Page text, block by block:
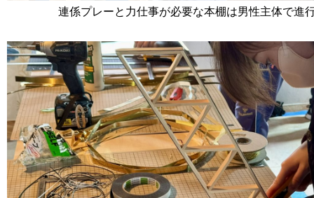
連係プレーと力仕事が必要な本棚は男性主体で進